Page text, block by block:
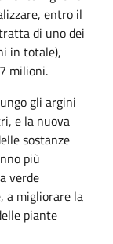
entro il
di uno dei
in totale),
milioni.
gli argini
e la nuova
sostanze
più
verde
a migliorare la
piante